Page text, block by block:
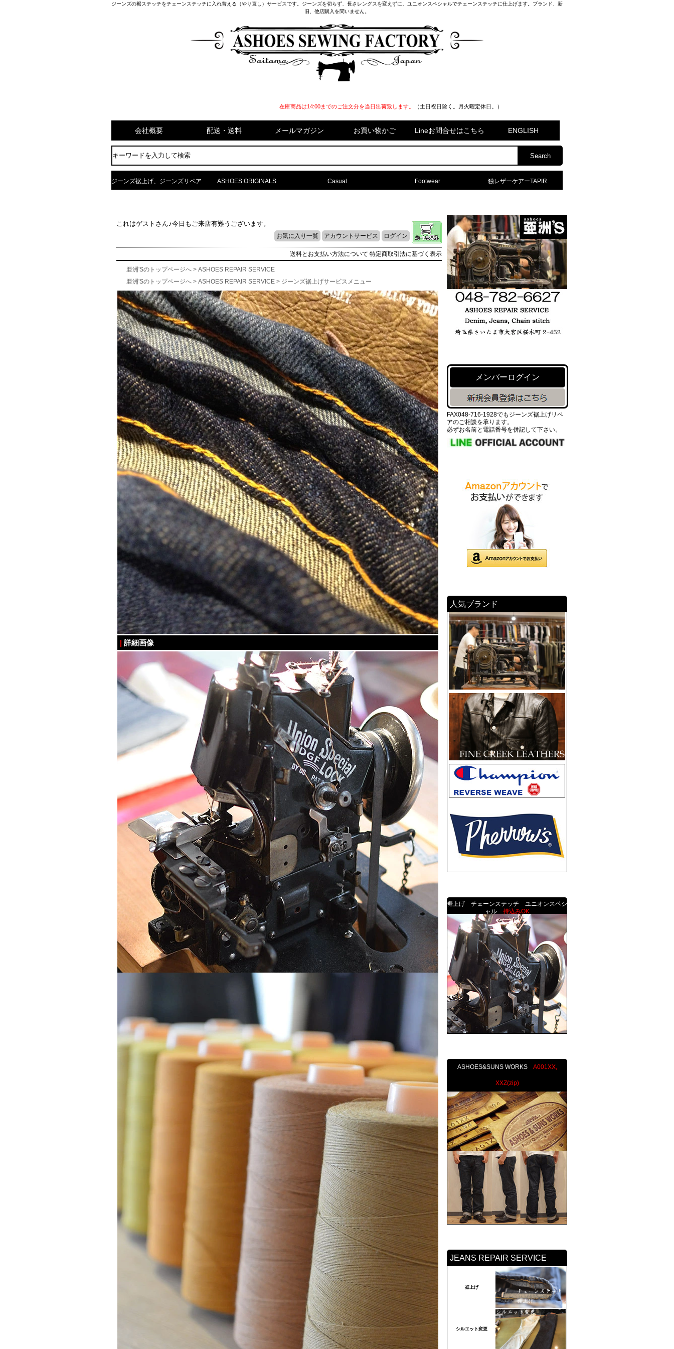
ジーンズの裾ステッチをチェーンステッチに入れ替える（やり直し）サービスです。ジーンズを切らず、長さレングスを変えずに、ユニオンスペシャルでチェーンステッチに仕上げます。ブランド、新
旧、他店購入を問いません。
在庫商品は14:00までのご注文分を当日出荷致します。 （土日祝日除く。月火曜定休日。）
会社概要 配送・送料 メールマガジン お買い物かご Lineお問合せはこちら ENGLISH
ジーンズ裾上げ、ジーンズリペア ASHOES ORIGINALS Casual Footwear 独レザーケアーTAPIR
これはゲストさん♪今日もご来店有難うございます。
お気に入り一覧 アカウントサービス ログイン
送料とお支払い方法について 特定商取引法に基づく表示
亜洲'Sのトップページへ > ASHOES REPAIR SERVICE
亜洲'Sのトップページへ > ASHOES REPAIR SERVICE > ジーンズ裾上げサービスメニュー
| 詳細画像
メンバーログイン
FAX048-716-1928でもジーンズ裾上げリペ
アのご相談を承ります。
必ずお名前と電話番号を併記して下さい。
人気ブランド
裾上げ チェーンステッチ ユニオンスペシ
ャル 持込みOK
ASHOES&SUNS WORKS A001XX,
XXZ(zip)
JEANS REPAIR SERVICE
裾上げ
シルエット変更